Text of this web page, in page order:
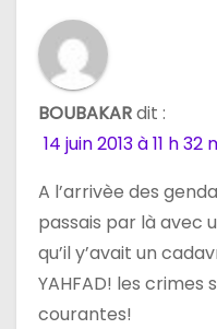
d
e
a
r
t
BOUBAKARdit :
14 juin 2013 à 11 h 32
A l’arrivèe des
passais par là avec
qu’il y’avait un
YAHFAD! les crimes
courantes!